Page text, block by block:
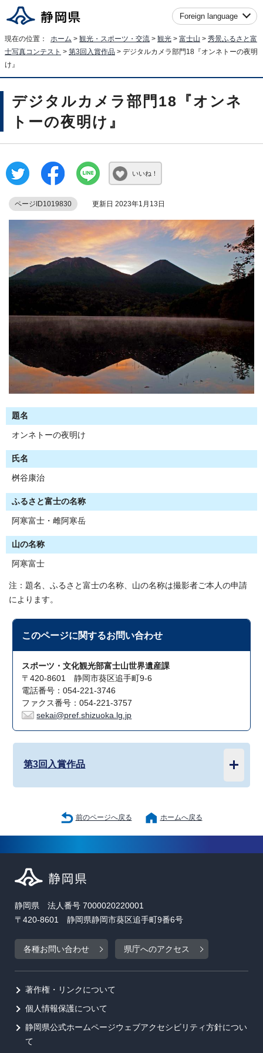
Foreign language
現在の位置： ホーム > 観光・スポーツ・交流 > 観光 > 富士山 > 秀景ふるさと富
士写真コンテスト > 第3回入賞作品 > デジタルカメラ部門18『オンネトーの夜明
け』
デジタルカメラ部門18『オンネ
トーの夜明け』
いいね！
ページID1019830 更新日 2023年1月13日
題名
オンネトーの夜明け
氏名
桝谷康治
ふるさと富士の名称
阿寒富士・雌阿寒岳
山の名称
阿寒富士
注：題名、ふるさと富士の名称、山の名称は撮影者ご本人の申請
によります。
このページに関するお問い合わせ
スポーツ・文化観光部富士山世界遺産課
〒420-8601 静岡市葵区追手町9-6
電話番号：054-221-3746
ファクス番号：054-221-3757
sekai@pref.shizuoka.lg.jp
第3回入賞作品
前のページへ戻る ホームへ戻る
静岡県 法人番号 7000020220001
〒420-8601 静岡県静岡市葵区追手町9番6号
各種お問い合わせ 県庁へのアクセス
著作権・リンクについて
個人情報保護について
静岡県公式ホームページウェブアクセシビリティ方針につい
て